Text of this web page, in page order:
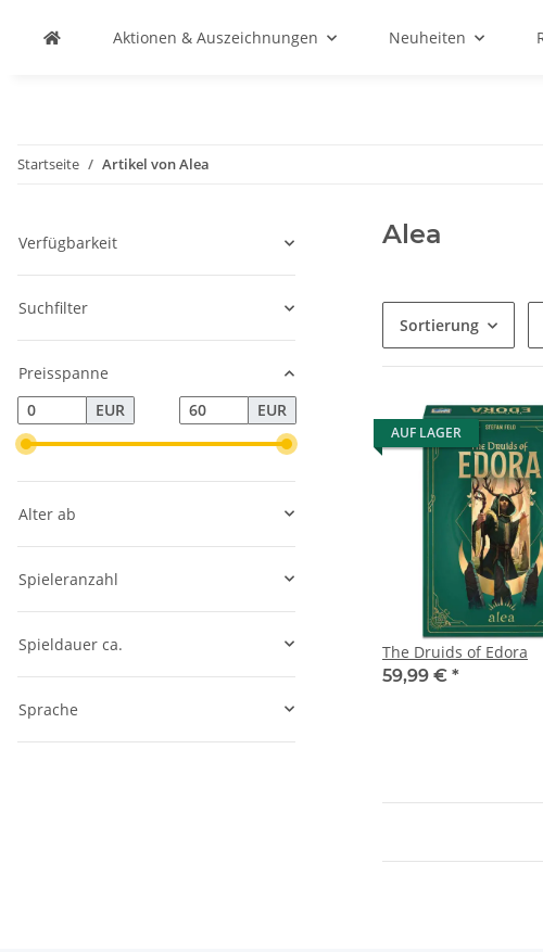
Aktionen & Auszeichnungen Neuheiten
Startseite Artikel von Alea
Alea
Sortierung
AUF LAGER
The Druids of Edora
59,99 € *
Verfügbarkeit
Suchfilter
Preisspanne
EUR
EUR
Alter ab
Spieleranzahl
Spieldauer ca.
Sprache